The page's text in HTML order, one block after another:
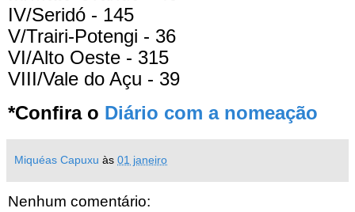
IV/Seridó - 145
V/Trairi-Potengi - 36
VI/Alto Oeste - 315
VIII/Vale do Açu - 39
*Confira o Diário com a nomeação
Miquéas Capuxu às 01 janeiro
Nenhum comentário: